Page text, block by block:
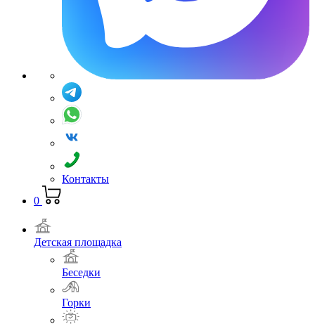
Контакты
0
Детская площадка
Беседки
Горки